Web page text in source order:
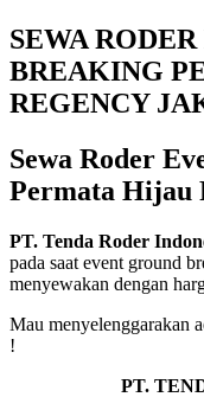
SEWA
BREAKING
REGENCY
Sewa Roder
Permata Hijau
PT. Tenda Roder
pada saat event ground
menyewakan dengan
Mau menyelenggarakan
!
PT.